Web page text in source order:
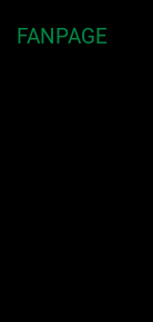
FANPAGE